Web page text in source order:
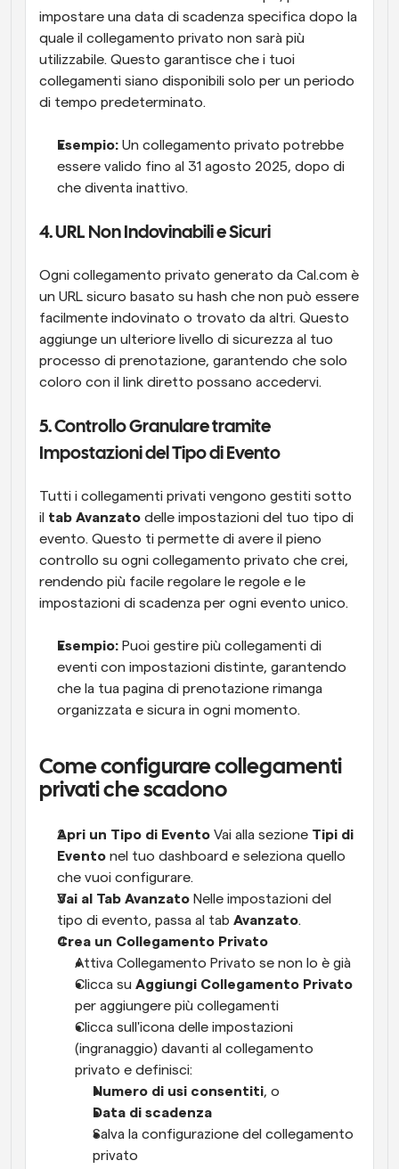
impostare una data di scadenza specifica dopo la
quale il collegamento privato non sarà più
utilizzabile. Questo garantisce che i tuoi
collegamenti siano disponibili solo per un periodo
di tempo predeterminato.
Esempio: Un collegamento privato potrebbe
essere valido fino al 31 agosto 2025, dopo di
che diventa inattivo.
4. URL Non Indovinabili e Sicuri
Ogni collegamento privato generato da Cal.com è
un URL sicuro basato su hash che non può essere
facilmente indovinato o trovato da altri. Questo
aggiunge un ulteriore livello di sicurezza al tuo
processo di prenotazione, garantendo che solo
coloro con il link diretto possano accedervi.
5. Controllo Granulare tramite
Impostazioni del Tipo di Evento
Tutti i collegamenti privati vengono gestiti sotto
il tab Avanzato delle impostazioni del tuo tipo di
evento. Questo ti permette di avere il pieno
controllo su ogni collegamento privato che crei,
rendendo più facile regolare le regole e le
impostazioni di scadenza per ogni evento unico.
Esempio: Puoi gestire più collegamenti di
eventi con impostazioni distinte, garantendo
che la tua pagina di prenotazione rimanga
organizzata e sicura in ogni momento.
Come configurare collegamenti
privati che scadono
Apri un Tipo di Evento Vai alla sezione Tipi di
Evento nel tuo dashboard e seleziona quello
che vuoi configurare.
Vai al Tab Avanzato Nelle impostazioni del
tipo di evento, passa al tab Avanzato.
Crea un Collegamento Privato
Attiva Collegamento Privato se non lo è già
Clicca su Aggiungi Collegamento Privato
per aggiungere più collegamenti
Clicca sull'icona delle impostazioni
(ingranaggio) davanti al collegamento
privato e definisci:
Numero di usi consentiti, o
Data di scadenza
Salva la configurazione del collegamento
privato